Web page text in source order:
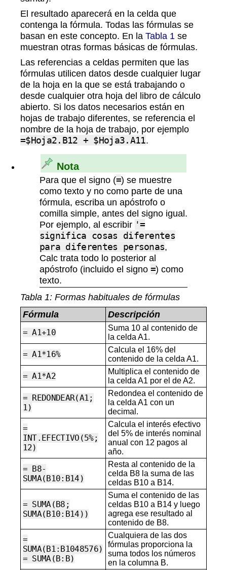
El resultado aparecerá en la celda que
contenga la fórmula. Todas las fórmulas se
basan en este concepto. En la Tabla 1 se
muestran otras formas básicas de fórmulas.
Las referencias a celdas permiten que las
fórmulas utilicen datos desde cualquier lugar
de la hoja en la que se está trabajando o
desde cualquier otra hoja del libro de cálculo
abierto. Si los datos necesarios están en
hojas de trabajo diferentes, se referencia el
nombre de la hoja de trabajo, por ejemplo
=$Hoja2.B12 + $Hoja3.A11.
Nota
Para que el signo (=) se muestre
como texto y no como parte de una
fórmula, escriba un apóstrofo o
comilla simple, antes del signo igual.
Por ejemplo, al escribir '=
significa cosas diferentes
para diferentes personas,
Calc trata todo lo posterior al
apóstrofo (incluido el signo =) como
texto.
Tabla 1: Formas habituales de fórmulas
Fórmula
Descripción
= A1+10
Suma 10 al contenido de
la celda A1.
= A1*16%
Calcula el 16% del
contenido de la celda A1.
= A1*A2
Multiplica el contenido de
la celda A1 por el de A2.
= REDONDEAR(A1;
1)
Redondea el contenido de
la celda A1 con un
decimal.
=
INT.EFECTIVO(5%;
12)
Calcula el interés efectivo
del 5% de interés nominal
anual con 12 pagos al
año.
= B8-
SUMA(B10:B14)
Resta al contenido de la
celda B8 la suma de las
celdas B10 a B14.
= SUMA(B8;
SUMA(B10:B14))
Suma el contenido de las
celdas B10 a B14 y luego
agrega ese resultado al
contenido de B8.
=
SUMA(B1:B1048576)
= SUMA(B:B)
Cualquiera de las dos
fórmulas proporciona la
suma todos los números
en la columna B.